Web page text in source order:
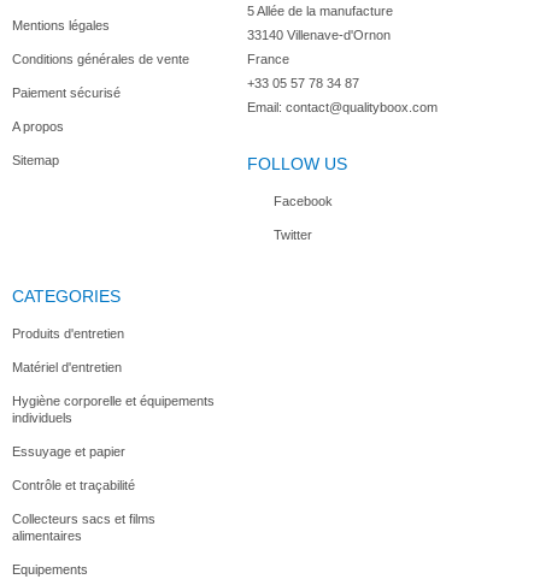
Mentions légales
Conditions générales de vente
Paiement sécurisé
A propos
Sitemap
5 Allée de la manufacture
33140 Villenave-d'Ornon
France
+33 05 57 78 34 87
Email: contact@qualityboox.com
FOLLOW US
Facebook
Twitter
CATEGORIES
Produits d'entretien
Matériel d'entretien
Hygiène corporelle et équipements
individuels
Essuyage et papier
Contrôle et traçabilité
Collecteurs sacs et films
alimentaires
Equipements